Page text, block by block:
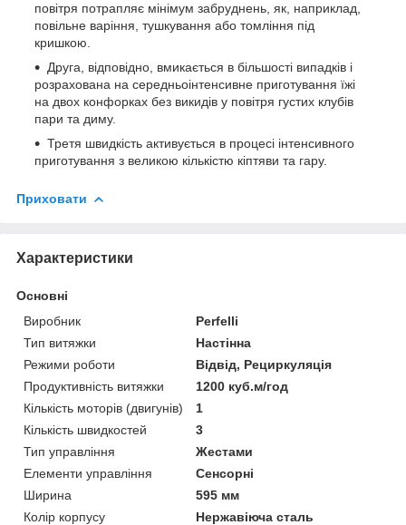
повітря потрапляє мінімум забруднень, як, наприклад,
повільне варіння, тушкування або томління під
кришкою.
Друга, відповідно, вмикається в більшості випадків і
розрахована на середньоінтенсивне приготування їжі
на двох конфорках без викидів у повітря густих клубів
пари та диму.
Третя швидкість активується в процесі інтенсивного
приготування з великою кількістю кіптяви та гару.
Приховати
Характеристики
Основні
Виробник
Perfelli
Тип витяжки
Настінна
Режими роботи
Відвід, Рециркуляція
Продуктивність витяжки
1200 куб.м/год
Кількість моторів (двигунів)
1
Кількість швидкостей
3
Тип управління
Жестами
Елементи управління
Сенсорні
Ширина
595 мм
Колір корпусу
Нержавіюча сталь